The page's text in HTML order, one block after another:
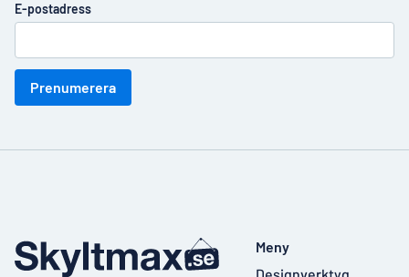
E-postadress
Prenumerera
Meny